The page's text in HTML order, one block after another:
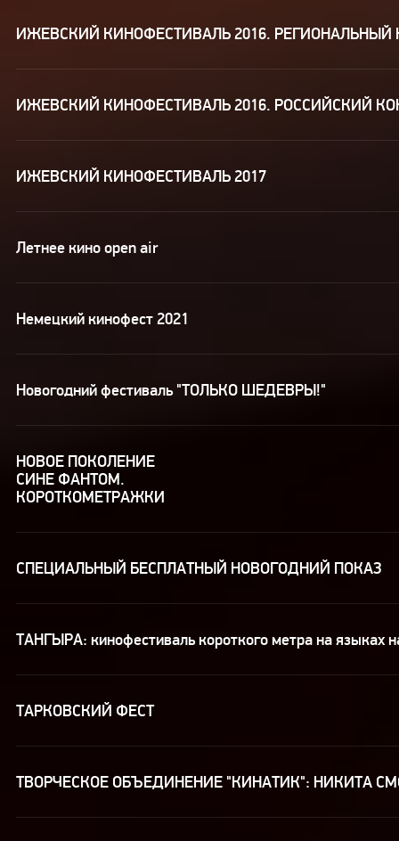
ИЖЕВСКИЙ КИНОФЕСТИВАЛЬ 2016. РЕГИОНАЛЬНЫЙ
ИЖЕВСКИЙ КИНОФЕСТИВАЛЬ 2016. РОССИЙСКИЙ
ИЖЕВСКИЙ КИНОФЕСТИВАЛЬ 2017
Летнее кино open air
Немецкий кинофест 2021
Новогодний фестиваль "ТОЛЬКО ШЕДЕВРЫ!"
НОВОЕ ПОКОЛЕНИЕ
СИНЕ ФАНТОМ.
КОРОТКОМЕТРАЖКИ
СПЕЦИАЛЬНЫЙ БЕСПЛАТНЫЙ НОВОГОДНИЙ ПОКАЗ
ТАНГЫРА: кинофестиваль короткого метра на языках
ТАРКОВСКИЙ ФЕСТ
ТВОРЧЕСКОЕ ОБЪЕДИНЕНИЕ "КИНАТИК": НИКИТА